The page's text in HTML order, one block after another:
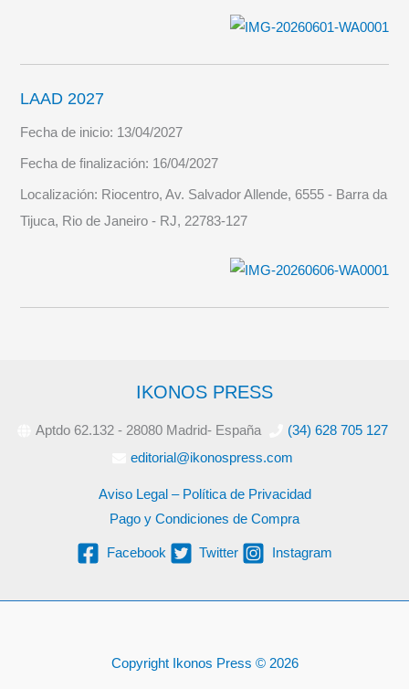
LAAD 2027
Fecha de inicio: 13/04/2027
Fecha de finalización: 16/04/2027
Localización: Riocentro, Av. Salvador Allende, 6555 - Barra da
Tijuca, Rio de Janeiro - RJ, 22783-127
IKONOS PRESS
Aptdo 62.132 - 28080 Madrid- España
(34) 628 705 127
editorial@ikonospress.com
Aviso Legal – Política de Privacidad
Pago y Condiciones de Compra
Facebook Twitter Instagram
Copyright Ikonos Press © 2026